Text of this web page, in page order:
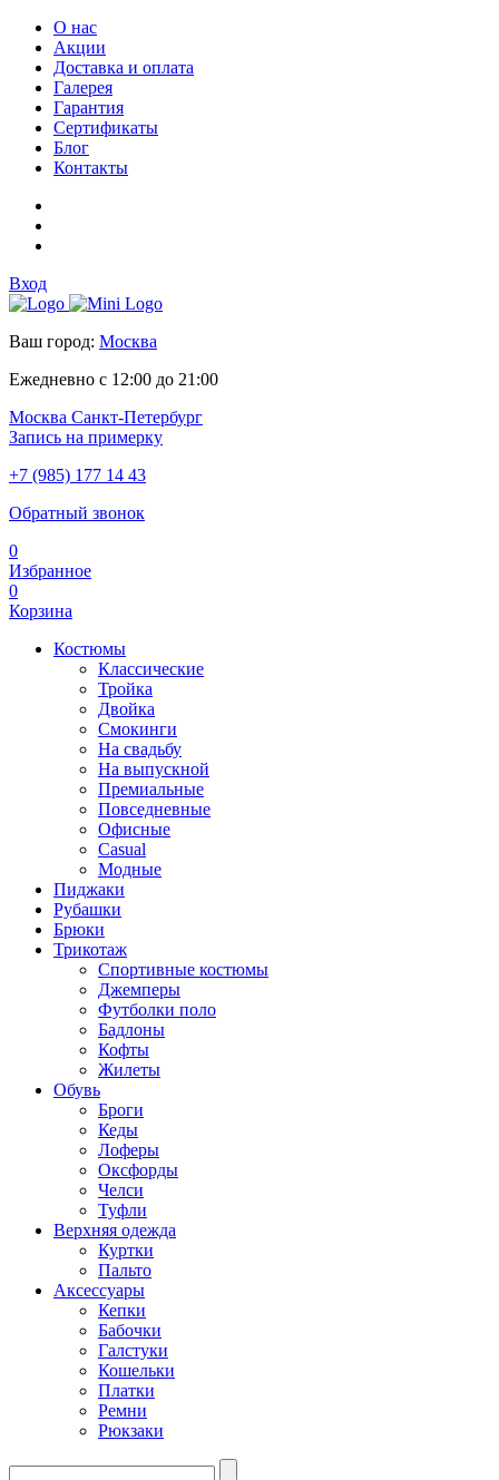
О нас
Акции
Доставка и оплата
Галерея
Гарантия
Сертификаты
Блог
Контакты
Вход
Ваш город: Москва
Ежедневно с 12:00 до 21:00
Москва Санкт-Петербург
Запись на примерку
+7 (985) 177 14 43
Обратный звонок
0
Избранное
0
Корзина
Костюмы
Классические
Тройка
Двойка
Смокинги
На свадьбу
На выпускной
Премиальные
Повседневные
Офисные
Casual
Модные
Пиджаки
Рубашки
Брюки
Трикотаж
Спортивные костюмы
Джемперы
Футболки поло
Бадлоны
Кофты
Жилеты
Обувь
Броги
Кеды
Лоферы
Оксфорды
Челси
Туфли
Верхняя одежда
Куртки
Пальто
Аксессуары
Кепки
Бабочки
Галстуки
Кошельки
Платки
Ремни
Рюкзаки